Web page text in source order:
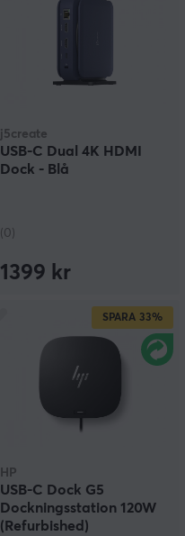
j5create
USB-C Dual 4K HDMI
Dock - Blå
(0)
1399 kr
SPARA 33%
HP
USB-C Dock G5
Dockningsstation 120W
(Refurbished)